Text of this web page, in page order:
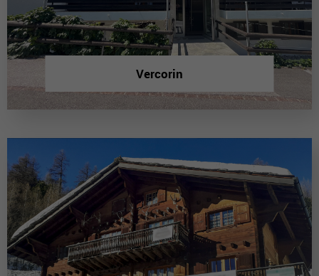
Vercorin